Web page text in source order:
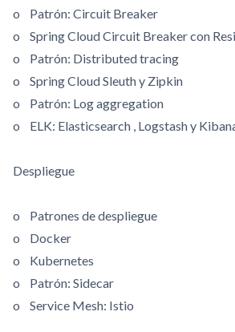
o Patrón: Circuit Breaker
o Spring Cloud Circuit Breaker con
o Patrón: Distributed tracing
o Spring Cloud Sleuth y Zipkin
o Patrón: Log aggregation
o ELK: Elasticsearch , Logstash y
Despliegue
o Patrones de despliegue
o Docker
o Kubernetes
o Patrón: Sidecar
o Service Mesh: Istio